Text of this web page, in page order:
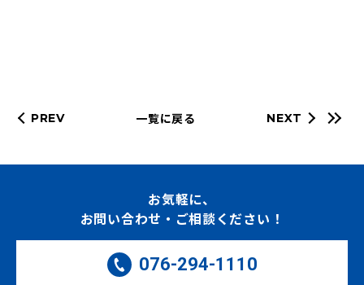
PREV 一覧に戻る NEXT
お気軽に、
お問い合わせ・ご相談ください！
076-294-1110